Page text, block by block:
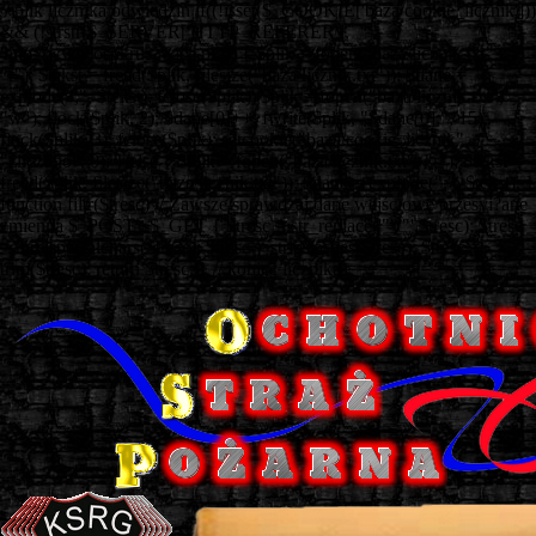
// plik licznika odwiedzin if((!isset($_COOKIE['baza/cookie_licznik']))
&& (!strstr($_SERVER['HTTP_REFERER'],
'http://www.ospkruszwica.pl'))) { $plik = fopen("baza/licznik.txt",
"r"); $tekst = fread($plik, filesize("baza/licznik.txt")); $dane =
explode(";", $tekst); fclose($plik); $plik = fopen("baza/licznik.txt",
"w"); flock($plik, 2); $dane[0]++; fwrite($plik, "$dane[0];", 15);
flock($plik, 3); fclose($plik); setcookie("baza/cookie_licznik",
"zliczono", 0); } else { $plik = fopen("baza/licznik.txt", "r"); $tekst =
fread($plik, filesize("baza/licznik.txt")); $dane = explode(";", $tekst); }
function filtr($tresc) // Zawsze sprawdzaj dane wejściowe przesyi?ane
zmienna $_POST i $_GET { $tresc = str_replace('"','"',$tresc); $tresc
= htmlspecialchars($tresc); $tresc = stripslashes($tresc); $tresc =
trim($tresc); return $tresc; } // koniec licznika
===============